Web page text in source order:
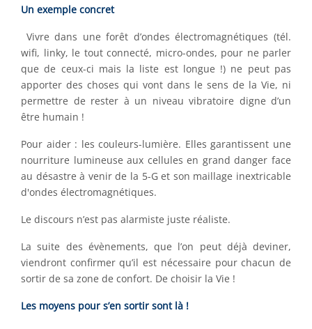
Un exemple concret
Vivre dans une forêt d’ondes électromagnétiques (tél.
wifi, linky, le tout connecté, micro-ondes, pour ne parler
que de ceux-ci mais la liste est longue !) ne peut pas
apporter des choses qui vont dans le sens de la Vie, ni
permettre de rester à un niveau vibratoire digne d’un
être humain !
Pour aider : les couleurs-lumière. Elles garantissent une
nourriture lumineuse aux cellules en grand danger face
au désastre à venir de la 5-G et son maillage inextricable
d'ondes électromagnétiques.
Le discours n’est pas alarmiste juste réaliste.
La suite des évènements, que l’on peut déjà deviner,
viendront confirmer qu’il est nécessaire pour chacun de
sortir de sa zone de confort. De choisir la Vie !
Les moyens pour s’en sortir sont là !